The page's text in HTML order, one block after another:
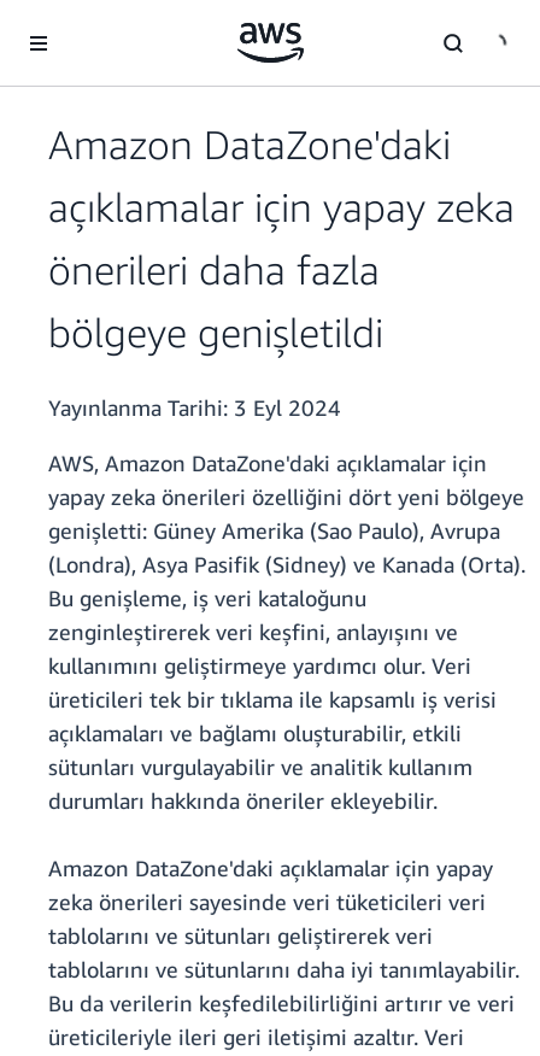
Amazon DataZone'daki
açıklamalar için yapay zeka
önerileri daha fazla
bölgeye genişletildi
Yayınlanma Tarihi: 3 Eyl 2024
AWS, Amazon DataZone'daki açıklamalar için
yapay zeka önerileri özelliğini dört yeni bölgeye
genişletti: Güney Amerika (Sao Paulo), Avrupa
(Londra), Asya Pasifik (Sidney) ve Kanada (Orta).
Bu genişleme, iş veri kataloğunu
zenginleştirerek veri keşfini, anlayışını ve
kullanımını geliştirmeye yardımcı olur. Veri
üreticileri tek bir tıklama ile kapsamlı iş verisi
açıklamaları ve bağlamı oluşturabilir, etkili
sütunları vurgulayabilir ve analitik kullanım
durumları hakkında öneriler ekleyebilir.
Amazon DataZone'daki açıklamalar için yapay
zeka önerileri sayesinde veri tüketicileri veri
tablolarını ve sütunları geliştirerek veri
tablolarını ve sütunlarını daha iyi tanımlayabilir.
Bu da verilerin keşfedilebilirliğini artırır ve veri
üreticileriyle ileri geri iletişimi azaltır. Veri